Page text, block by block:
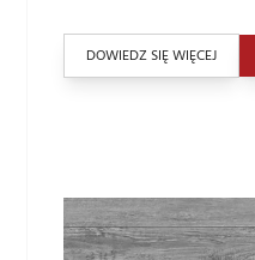
DOWIEDZ SIĘ WIĘCEJ